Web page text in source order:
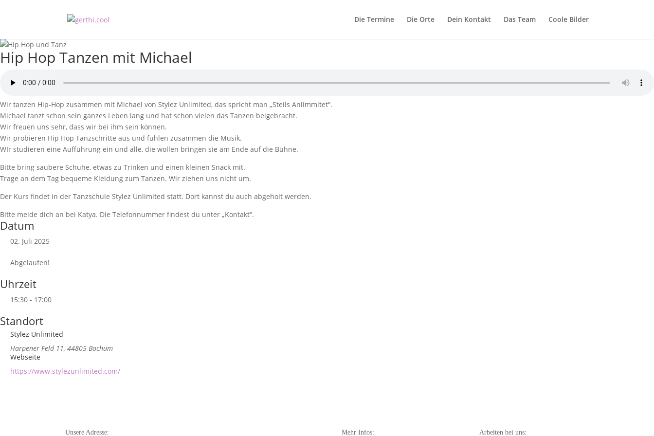
Die Termine Die Orte Dein Kontakt Das Team Coole Bilder
Hip Hop Tanzen mit Michael
Wir tanzen Hip-Hop zusammen mit Michael von Stylez Unlimited, das spricht man „Steils Anlimmitet“.
Michael tanzt schon sein ganzes Leben lang und hat schon vielen das Tanzen beigebracht.
Wir freuen uns sehr, dass wir bei ihm sein können.
Wir probieren Hip Hop Tanzschritte aus und fühlen zusammen die Musik.
WIr studieren eine Aufführung ein und alle, die wollen bringen sie am Ende auf die Bühne.
Bitte bring saubere Schuhe, etwas zu Trinken und einen kleinen Snack mit.
Trage an dem Tag bequeme Kleidung zum Tanzen. Wir ziehen uns nicht um.
Der Kurs findet in der Tanzschule Stylez Unlimited statt. Dort kannst du auch abgeholt werden.
Bitte melde dich an bei Katya. Die Telefonnummer findest du unter „Kontakt“.
Datum
02. Juli 2025
Abgelaufen!
Uhrzeit
15:30 - 17:00
Standort
Stylez Unlimited
Harpener Feld 11, 44805 Bochum
Webseite
https://www.stylezunlimited.com/
Unsere Adresse: Mehr Infos: Arbeiten bei uns: